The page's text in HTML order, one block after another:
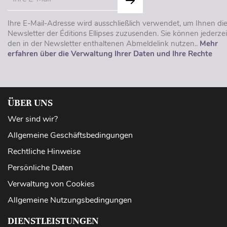
Ihre E-Mail-Adresse wird ausschließlich verwendet, um Ihnen die
Newsletter der Éditions Ellipses zuzusenden. Sie können
den in der Newsletter enthaltenen Abmeldelink nutzen.. Mehr
erfahren über die Verwaltung Ihrer Daten und Ihre Rechte
ÜBER UNS
Wer sind wir?
Allgemeine Geschäftsbedingungen
Rechtliche Hinweise
Persönliche Daten
Verwaltung von Cookies
Allgemeine Nutzungsbedingungen
DIENSTLEISTUNGEN